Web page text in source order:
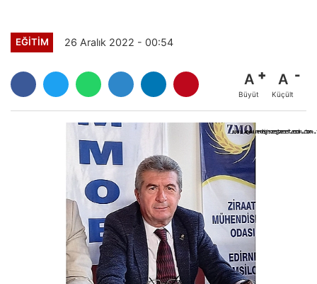
EĞİTİM 26 Aralık 2022 - 00:54
A
Büyüt
A
Küçült